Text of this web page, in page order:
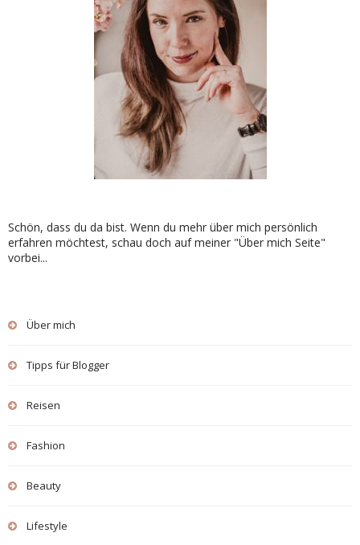
Schön, dass du da bist. Wenn du mehr über mich persönlich
erfahren möchtest, schau doch auf meiner "Über mich Seite"
vorbei...
Über mich
Tipps für Blogger
Reisen
Fashion
Beauty
Lifestyle